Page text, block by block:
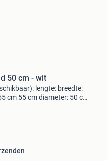
50 cm - wit
lengte: breedte:
cm 55 cm diameter: 50 cm